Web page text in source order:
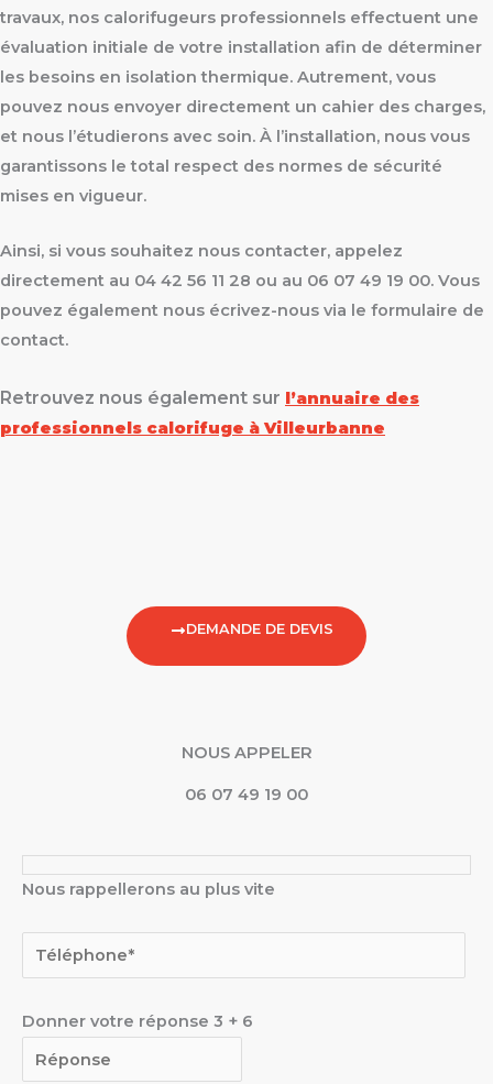
travaux, nos calorifugeurs professionnels effectuent une
évaluation initiale de votre installation afin de déterminer
les besoins en isolation thermique. Autrement, vous
pouvez nous envoyer directement un cahier des charges,
et nous l’étudierons avec soin. À l’installation, nous vous
garantissons le total respect des normes de sécurité
mises en vigueur.
Ainsi, si vous souhaitez nous contacter, appelez
directement au 04 42 56 11 28 ou au 06 07 49 19 00. Vous
pouvez également nous écrivez-nous via le formulaire de
contact.
Retrouvez nous également sur l’annuaire des
professionnels calorifuge à Villeurbanne
DEMANDE DE DEVIS
NOUS APPELER
06 07 49 19 00
Nous rappellerons au plus vite
Donner votre réponse 3 + 6